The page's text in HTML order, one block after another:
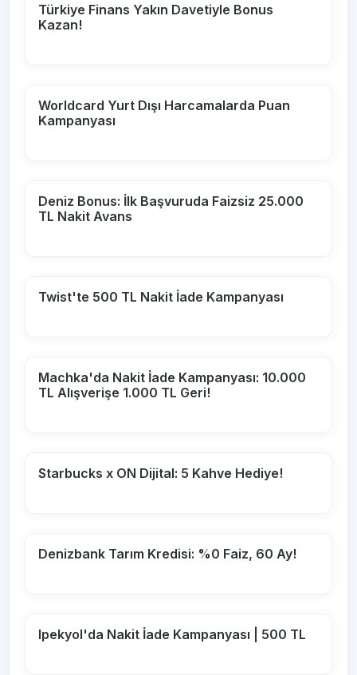
Türkiye Finans Yakın Davetiyle Bonus
Kazan!
Worldcard Yurt Dışı Harcamalarda Puan
Kampanyası
Deniz Bonus: İlk Başvuruda Faizsiz 25.000
TL Nakit Avans
Twist'te 500 TL Nakit İade Kampanyası
Machka'da Nakit İade Kampanyası: 10.000
TL Alışverişe 1.000 TL Geri!
Starbucks x ON Dijital: 5 Kahve Hediye!
Denizbank Tarım Kredisi: %0 Faiz, 60 Ay!
Ipekyol'da Nakit İade Kampanyası | 500 TL